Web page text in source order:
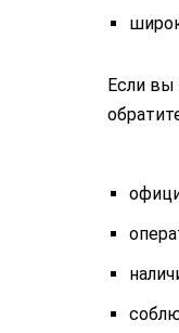
Если вы